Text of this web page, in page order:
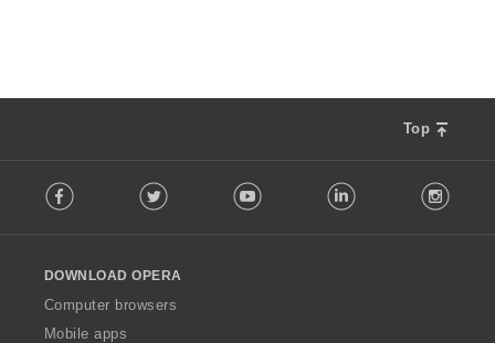
Top
o
w
O
p
Facebook Twitter Youtube LinkedIn
DOWNLOAD OPERA
Computer browsers
Mobile apps